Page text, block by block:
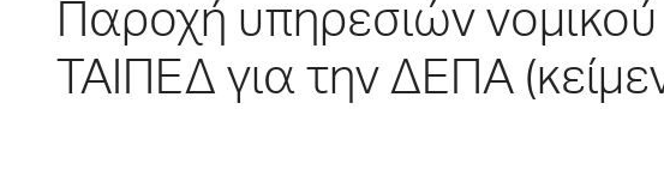
Παροχή υπηρεσιών
ΤΑΙΠΕΔ για την ΔΕΠΑ